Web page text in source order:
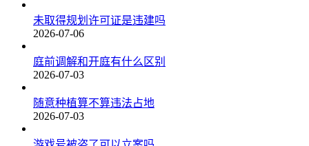
未取得规划许可证是违建吗
2026-07-06
庭前调解和开庭有什么区别
2026-07-03
随意种植算不算违法占地
2026-07-03